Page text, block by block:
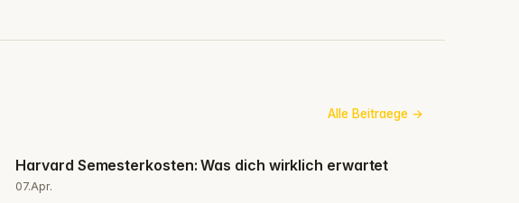
Alle Beitraege
Harvard Semesterkosten: Was dich wirklich erwartet
07.Apr.